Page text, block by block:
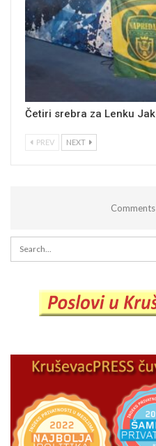
Četiri srebra za Lenku
PREV NEXT